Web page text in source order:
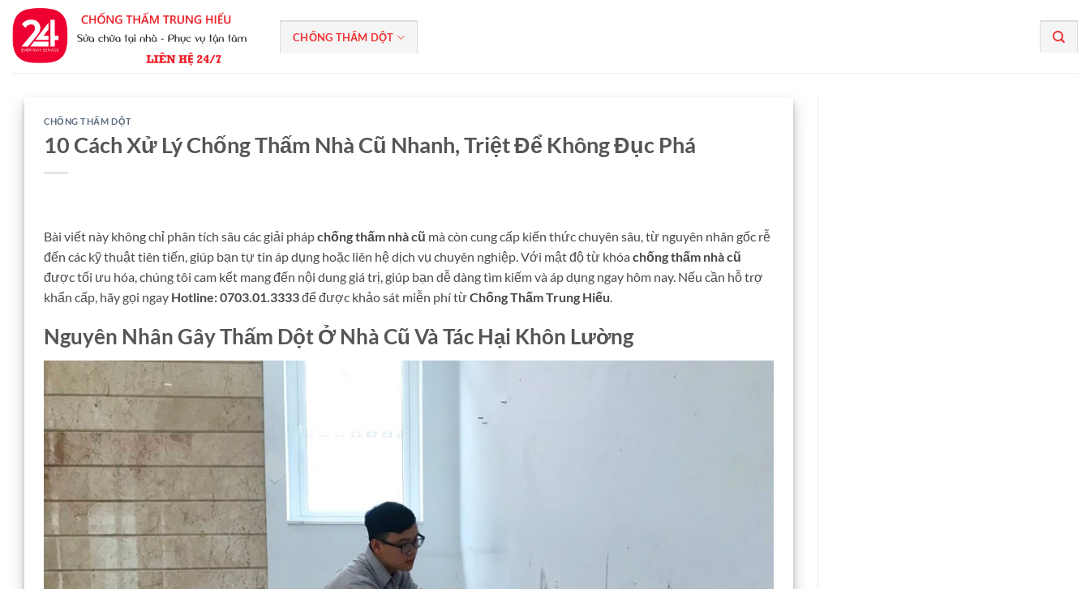
qua
nội
CHỐNG THẤM DỘT
CHỐNG THẤM DỘT
10 Cách Xử Lý Chống Thấm Nhà Cũ Nhanh, Triệt Để Không Đục Phá
Bài viết này không chỉ phân tích sâu các giải phápchống thấm nhà cũ mà còn cung cấp kiến thức chuyên sâu, từ nguyên nhân gốc rễ
đến các kỹ thuật tiên tiến, giúp bạn tự tin áp dụng hoặc liên hệ dịch vụ chuyên nghiệp. Với mật độ từ khóa chống thấm nhà cũ
được tối ưu hóa, chúng tôi cam kết mang đến nội dung giá trị, giúp bạn dễ dàng tìm kiếm và áp dụng ngay hôm nay. Nếu cần hỗ trợ
khẩn cấp, hãy gọi ngay Hotline: 0703.01.3333để được khảo sát miễn phí từChống Thấm Trung Hiếu
Nguyên Nhân Gây Thấm Dột Ở Nhà Cũ Và Tác Hại Khôn Lường